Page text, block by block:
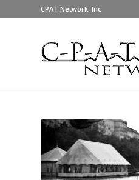
CPAT Network, Inc